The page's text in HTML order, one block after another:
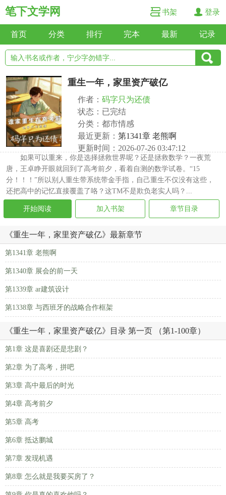
笔下文学网 书架 登录
首页 分类 排行 完本 最新 记录
重生一年，家里资产破亿
作者： 码字只为还债
状态：已完结
分类：都市情感
最近更新： 第1341章 老熊啊
更新时间：2026-07-26 03:47:12
如果可以重来，你是选择拯救世界呢？还是拯救数学？一夜荒
唐，王卓睁开眼就回到了高考前夕，看着自测的数学试卷。“15
分！！！”所以别人重生带系统带金手指，自己重生不仅没有这些，
还把高中的记忆直接覆盖了咯？这TM不是欺负老实人吗？...
开始阅读 加入书架 章节目录
《重生一年，家里资产破亿》最新章节
第1341章 老熊啊
第1340章 展会的前一天
第1339章 ar建筑设计
第1338章 与西班牙的战略合作框架
《重生一年，家里资产破亿》目录 第一页 （第1-100章）
第1章 这是喜剧还是悲剧？
第2章 为了高考，拼吧
第3章 高中最后的时光
第4章 高考前夕
第5章 高考
第6章 抵达鹏城
第7章 发现机遇
第8章 怎么就是我要买房了？